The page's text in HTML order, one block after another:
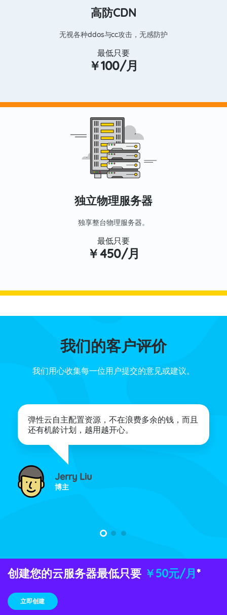
高防CDN
无视各种ddos与cc攻击，无感防护
最低只要
￥100/月
独立物理服务器
独享整台物理服务器。
最低只要
￥450/月
我们的客户评价
我们用心收集每一位用户提交的意见或建议。
弹性云自主配置资源，不在浪费多余的钱，而且
还有机龄计划，越用越开心。
Jerry Liu
博主
创建您的云服务器最低只要￥50元/月*
立即创建